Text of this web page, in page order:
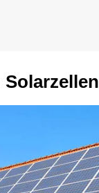
Solarzellen